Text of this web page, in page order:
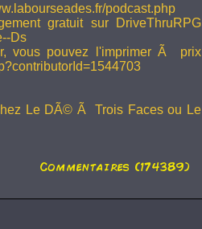
podcast.php
gratuit sur DriveThruRPG
Ds
vous pouvez l'imprimer Ã prix
Le DÃ© Ã Trois Faces ou Le
Commentaires (174389)